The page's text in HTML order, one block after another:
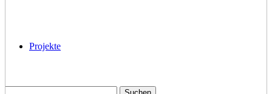
Projekte